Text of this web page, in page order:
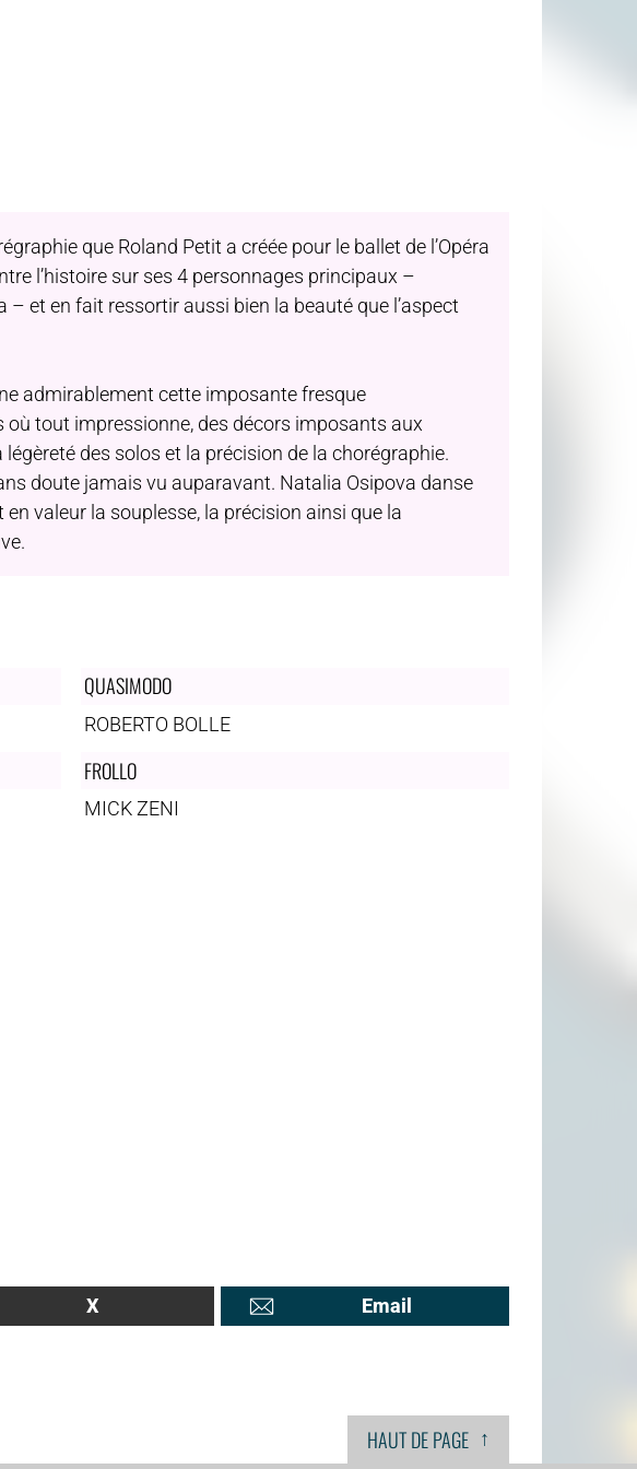
que Roland Petit a créée pour le ballet de l’Opéra
l’histoire sur ses 4 personnages principaux –
– et en fait ressortir aussi bien la beauté que l’aspect
admirablement cette imposante fresque
tout impressionne, des décors imposants aux
des solos et la précision de la chorégraphie.
doute jamais vu auparavant. Natalia Osipova danse
valeur la souplesse, la précision ainsi que la
QUASIMODO
ROBERTO BOLLE
FROLLO
MICK ZENI
X Email
HAUT DE PAGE ↑